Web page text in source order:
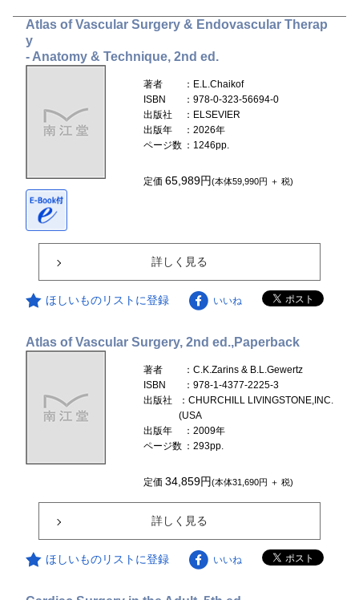
Atlas of Vascular Surgery & Endovascular Therap
y
- Anatomy & Technique, 2nd ed.
著者
：E.L.Chaikof
ISBN
：978-0-323-56694-0
出版社
：ELSEVIER
出版年
：2026年
ページ数 ：1246pp.
定価65,989円(本体59,990円 ＋ 税)
詳しく見る
ほしいものリストに登録 いいね
Atlas of Vascular Surgery, 2nd ed.,Paperback
著者
：C.K.Zarins & B.L.Gewertz
ISBN
：978-1-4377-2225-3
出版社
：CHURCHILL LIVINGSTONE,INC.
(USA
出版年
：2009年
ページ数 ：293pp.
定価34,859円(本体31,690円 ＋ 税)
詳しく見る
ほしいものリストに登録 いいね